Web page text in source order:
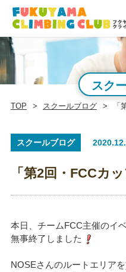
スク
TOP スクールブログ 「
スクールブログ
「第2回・FCCカ
本日、チームFCC主催のイ
無事終了しました
NOSEさんのルートエリア